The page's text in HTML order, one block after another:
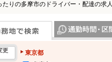
たりの多摩市のドライバー・配達の求
更
東京都